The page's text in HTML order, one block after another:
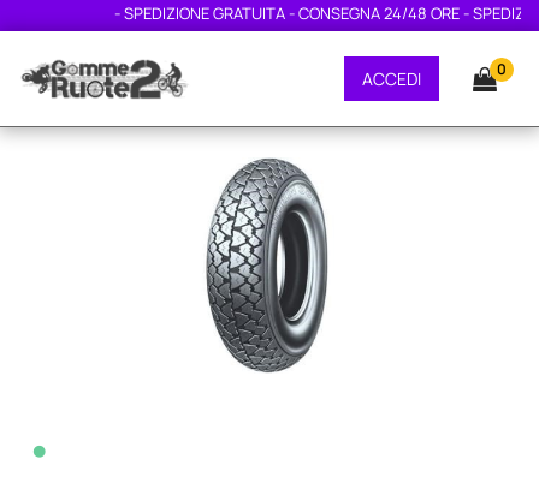
- SPEDIZIONE GRATUITA - CONSEGNA 24/48 ORE -
ACCEDI 0
•